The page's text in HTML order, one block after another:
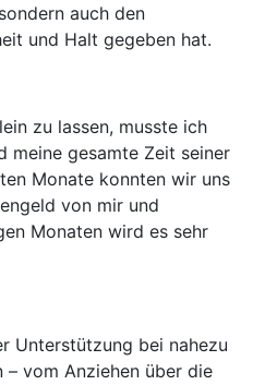
auch den
und Halt gegeben hat.
zu lassen, musste ich
meine gesamte Zeit seiner
Monate konnten wir uns
von mir und
Monaten wird es sehr
Unterstützung bei nahezu
vom Anziehen über die